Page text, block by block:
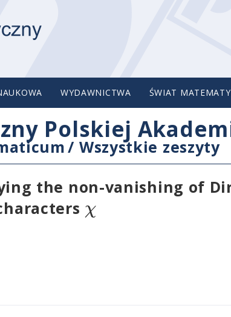
WYDAWNICTWA ŚWIAT
Polskiej
/ Wszystkie zeszyty
the non-vanishing of
χ